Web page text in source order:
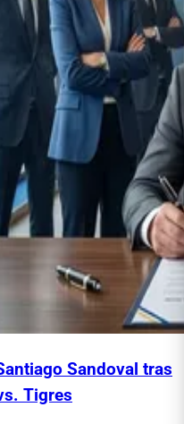
Sandoval tras
Tigres